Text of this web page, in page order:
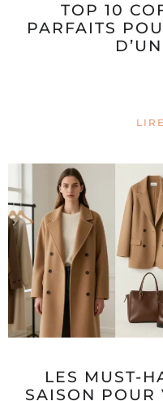
TOP 10
PARFAITS
LES MUST-
SAISON POUR